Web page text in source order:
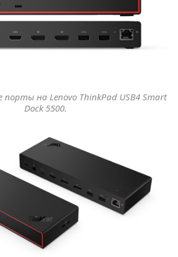
порты на Lenovo ThinkPad USB4 Smart
Dock 5500.